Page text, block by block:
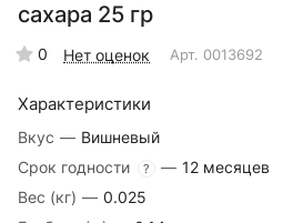
сахара 25 гр
0 Нет оценок Арт. 0013692
Характеристики
Вкус — Вишневый
Срок годности
? — 12 месяцев
Вес (кг) — 0.025